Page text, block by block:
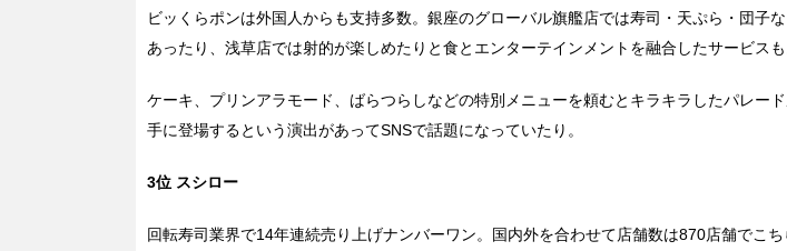
ビッくらポンは外国人からも支持多数。銀座のグローバル旗艦店では寿司・天ぷら・団子
あったり、浅草店では射的が楽しめたりと食とエンターテインメントを融合したサービスも
ケーキ、プリンアラモード、ばらつらしなどの特別メニューを頼むとキラキラしたパレー
手に登場するという演出があってSNSで話題になっていたり。
3位 スシロー
回転寿司業界で14年連続売り上げナンバーワン。国内外を合わせて店舗数は870店舗でこ